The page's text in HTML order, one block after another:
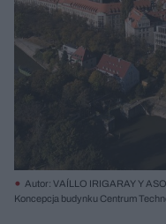
Autor: VAÍLLO IRIGARAY Y
Materiały prasowe
Koncepcja budynku Centrum